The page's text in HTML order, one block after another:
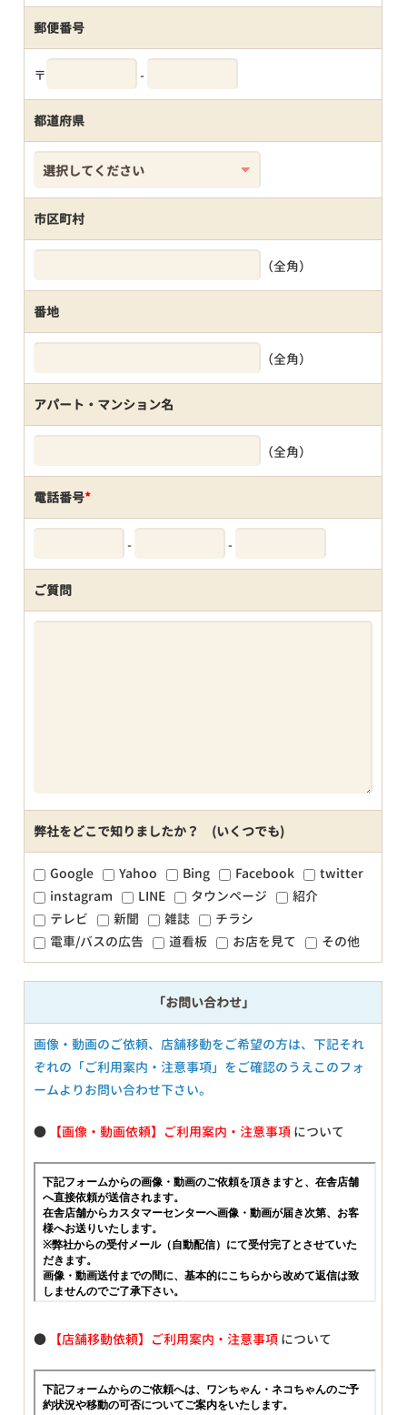
郵便番号
〒 -
都道府県
市区町村
（全角）
番地
（全角）
アパート・マンション名
（全角）
電話番号*
- -
ご質問
弊社をどこで知りましたか？ (いくつでも)
Google Yahoo Bing Facebook
twitter
instagram
LINE タウンページ
紹介
テレビ
新聞 雑誌
チラシ
電車/バスの広告
道看板 お店を見て その他
「お問い合わせ」
画像・動画のご依頼、店舗移動をご希望の方は、下記それ
ぞれの「ご利用案内・注意事項」をご確認のうえこのフォ
ームよりお問い合わせ下さい。
● 【画像・動画依頼】ご利用案内・注意事項 について
● 【店舗移動依頼】ご利用案内・注意事項 について